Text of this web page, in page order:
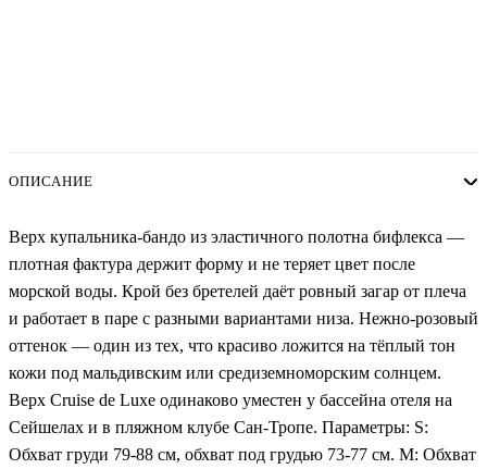
ОПИСАНИЕ
Верх купальника-бандо из эластичного полотна бифлекса —
плотная фактура держит форму и не теряет цвет после
морской воды. Крой без бретелей даёт ровный загар от плеча
и работает в паре с разными вариантами низа. Нежно-розовый
оттенок — один из тех, что красиво ложится на тёплый тон
кожи под мальдивским или средиземноморским солнцем.
Верх Cruise de Luxe одинаково уместен у бассейна отеля на
Сейшелах и в пляжном клубе Сан-Тропе. Параметры: S:
Обхват груди 79-88 см, обхват под грудью 73-77 см. М: Обхват